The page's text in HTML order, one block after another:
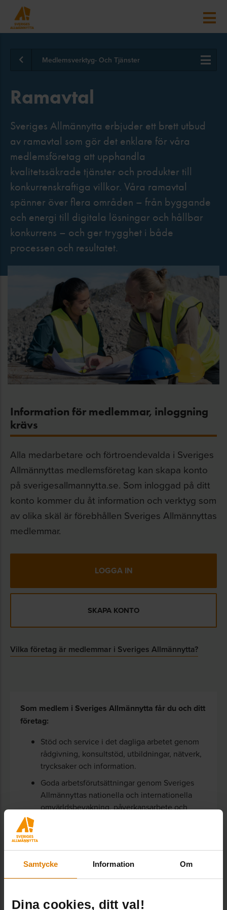
Samtycke Information Om
Dina cookies, ditt val!
Medlemsverktyg- Och Tjänster
Ramavtal
Sveriges Allmännytta erbjuder ett brett utbud
av ramavtal som gör det enklare för våra
medlemsföretag att upphandla
kvalitetssäkrade tjänster och produkter till
konkurrenskraftiga villkor. Våra ramavtal
spänner över flera områden – från byggande
och energi till digitala lösningar och hållbar
konkurrens – och ger trygghet i både
processen och resultatet.
Information för medlemmar, inloggning
krävs
Alla medarbetare och förtroendevalda i Sveriges
Allmännyttas medlemsföretag kan skapa konto
på sverigesallmannytta.se. Som inloggad på ditt
konto kommer du åt information och verktyg som
av olika skäl är förebhållen Sveriges Allmännyttas
medlemmar.
LOGGA IN
SKAPA KONTO
Vilka företag är medlemmar i Sveriges Allmännytta?
Som medlem i Sveriges Allmännytta får du och ditt
företag:
Stöd och service i det dagliga arbetet genom
rådgivning, konsultstöd, utbildningar, nätverk,
trycksaker och information.
Goda arbetsförutsättningar genom Sveriges
Allmännyttas nationella och internationella
omvärldsbevakning, påverkansarbete och